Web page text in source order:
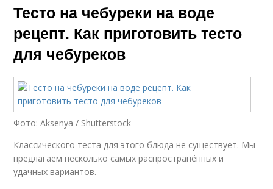
Тесто на чебуреки на воде
рецепт. Как приготовить тесто
для чебуреков
Фото: Aksenya / Shutterstock
Классического теста для этого блюда не существует. Мы
предлагаем несколько самых распространённых и
удачных вариантов.